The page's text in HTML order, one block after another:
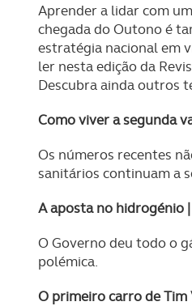
Aprender a lidar com
chegada do Outono é
estratégia nacional em
ler nesta edição da
Descubra ainda outros
Como viver a segunda
Os números recentes
sanitários continuam a
A aposta no hidrogénio
O Governo deu todo o
polémica.
O primeiro carro de